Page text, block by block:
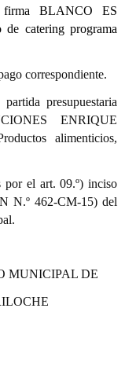
firma BLANCO ES
catering programa
correspondiente.
presupuestaria
ENRIQUE
alimenticios,
por el art. 09.º) inciso
N.º 462-CM-15) del
MUNICIPAL DE